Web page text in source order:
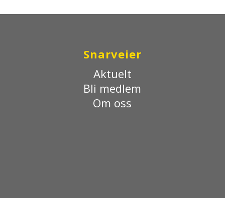
Snarveier
Aktuelt
Bli medlem
Om oss